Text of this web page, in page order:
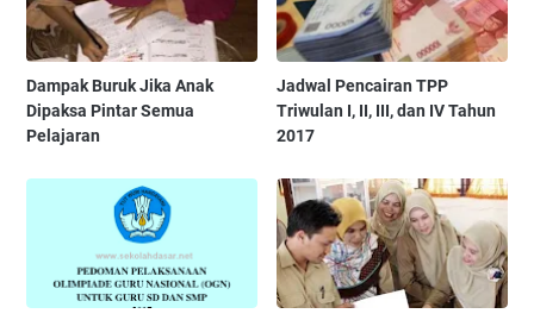
Dampak Buruk Jika Anak
Dipaksa Pintar Semua
Pelajaran
Jadwal Pencairan TPP
Triwulan I, II, III, dan IV Tahun
2017